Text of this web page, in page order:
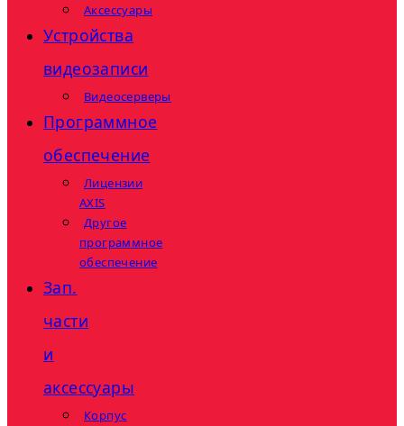
Аксессуары
Устройства
видеозаписи
Видеосерверы
Программное
обеспечение
Лицензии
AXIS
Другое
программное
обеспечение
Зап.
части
и
аксессуары
Корпус